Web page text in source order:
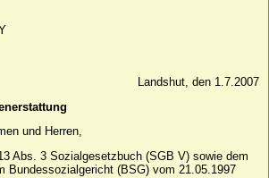
Landshut, den 1.7.2007
und Herren,
Abs. 3 Sozialgesetzbuch (SGB V) sowie dem
Bundessozialgericht (BSG) vom 21.05.1997